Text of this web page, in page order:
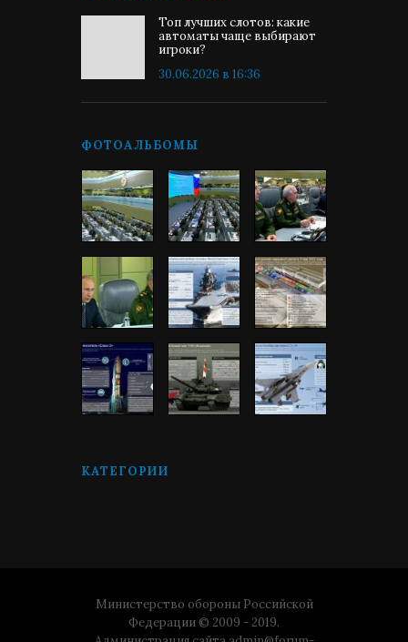
Топ лучших слотов: какие
автоматы чаще выбирают
игроки?
30.06.2026 в 16:36
ФОТОАЛЬБОМЫ
КАТЕГОРИИ
Министерство обороны Российской
Федерации © 2009 - 2019.